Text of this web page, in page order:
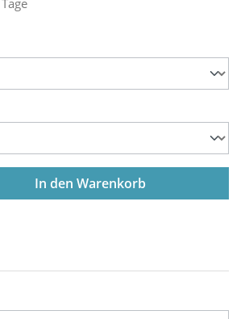
gewünschten Wert
In den Warenkorb